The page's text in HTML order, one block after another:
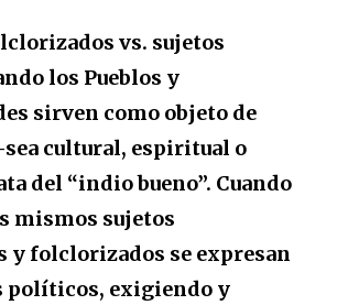
vs. sujetos
los Pueblos y
sirven como objeto de
cultural, espiritual o
del “indio bueno”. Cuando
mismos sujetos
y folclorizados se expresan
políticos, exigiendo y